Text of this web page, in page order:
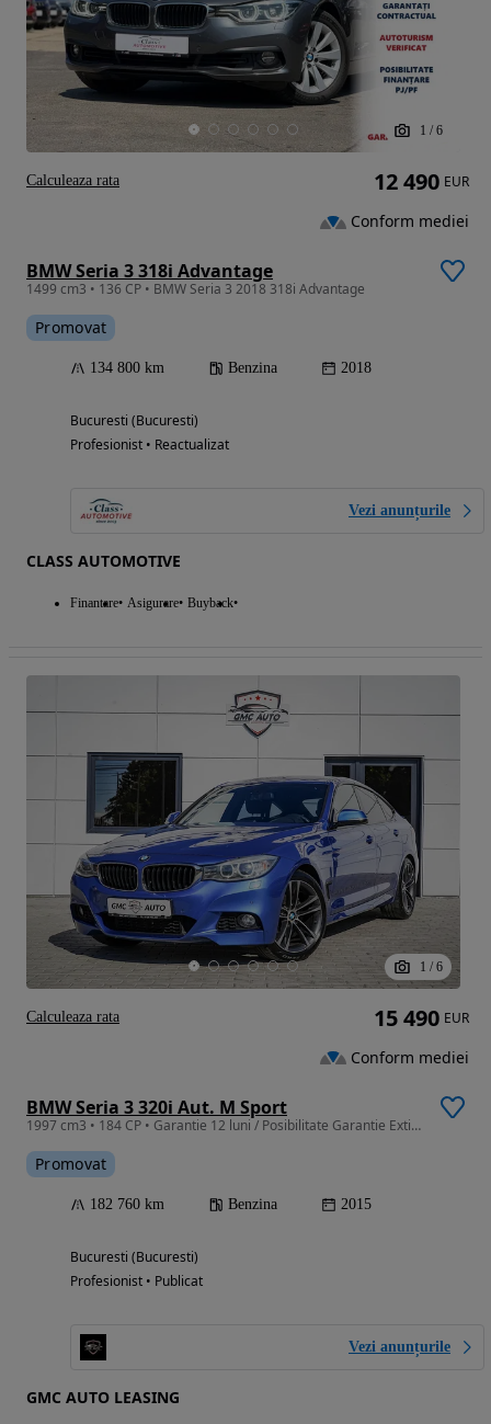
1 / 6
BMW Seria 3 318i Advantage
1499 cm3 • 136 CP • BMW Seria 3 2018 318i Advantage
Promovat
134 800 km Benzina 2018
Bucuresti (Bucuresti)
Profesionist • Reactualizat
Vezi anunțurile
CLASS AUTOMOTIVE
Finantare Asigurare Buyback
12 490 EUR
Conform mediei
Calculeaza rata
1 / 6
BMW Seria 3 320i Aut. M Sport
1997 cm3 • 184 CP • Garantie 12 luni / Posibilitate Garantie Extinsa / Rate / Credit Auto
Promovat
182 760 km Benzina 2015
Bucuresti (Bucuresti)
Profesionist • Publicat
Vezi anunțurile
GMC AUTO LEASING
15 490 EUR
Conform mediei
Calculeaza rata